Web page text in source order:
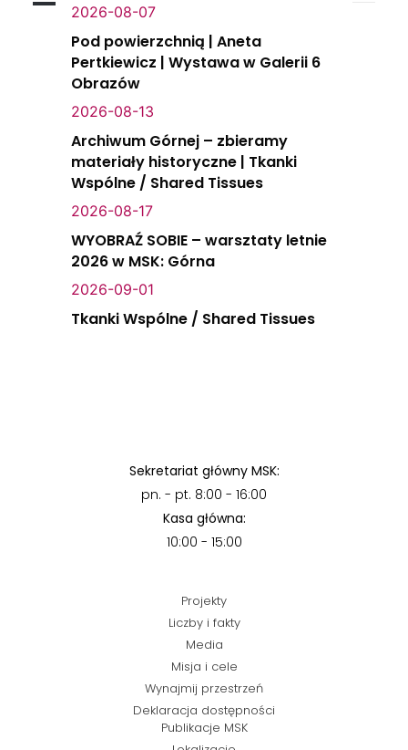
2026-08-07
Pod powierzchnią | Aneta
Pertkiewicz | Wystawa w Galerii 6
Obrazów
2026-08-13
Archiwum Górnej – zbieramy
materiały historyczne | Tkanki
Wspólne / Shared Tissues
2026-08-17
WYOBRAŹ SOBIE – warsztaty letnie
2026 w MSK: Górna
2026-09-01
Tkanki Wspólne / Shared Tissues
Sekretariat główny MSK:
pn. - pt. 8:00 - 16:00
Kasa główna:
10:00 - 15:00
Projekty
Liczby i fakty
Media
Misja i cele
Wynajmij przestrzeń
Deklaracja dostępności
Publikacje MSK